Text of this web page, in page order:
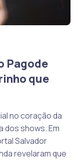
Pagode
que
no coração da
dos shows. Em
Salvador
revelaram que